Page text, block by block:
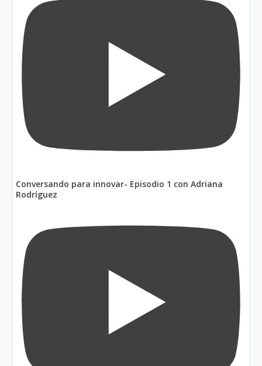
Conversando para innovar- Episodio 1 con Adriana
Rodríguez